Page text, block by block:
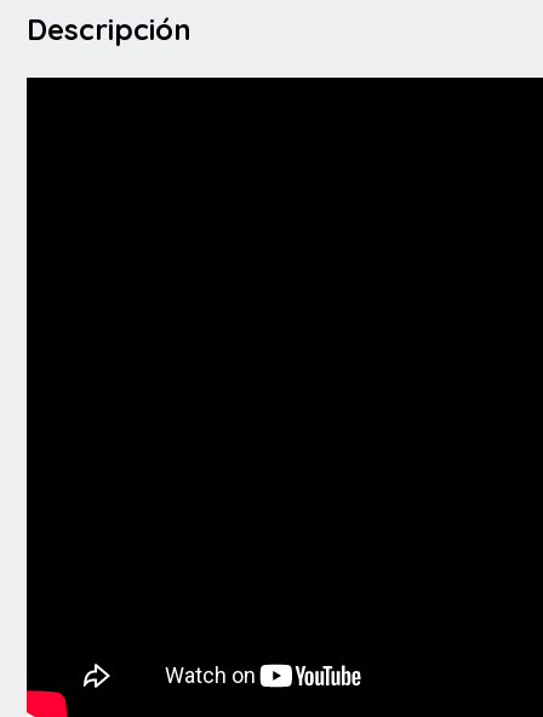
Descripción